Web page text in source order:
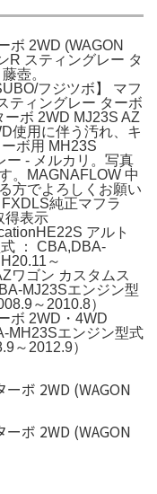
ボ 2WD (WAGON
R スティングレー タ
壺。
フジツボ】 マフ
ティングレー ターボ
ボ 2WD MJ23S AZ
使用に伴う汚れ、キ
ボ用 MH23S
ー - メルカリ。写真
。MAGNAFLOW 中
方でよろしくお願い
純正マフラ
得表示
アルト
： CBA,DBA-
～
ワゴン カスタムス
MJ23Sエンジン型
～2010.8）
ボ 2WD・4WD
MH23Sエンジン型式
～2012.9）